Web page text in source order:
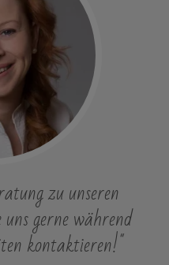
zu unseren
gerne während
kontaktieren!"